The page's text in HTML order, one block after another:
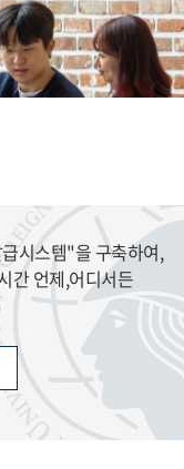
시스템"을 구축하여,
간 언제,어디서든